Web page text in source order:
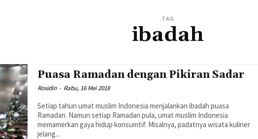
TAG
ibadah
Puasa Ramadan dengan Pikiran Sadar
Rosidin - Rabu, 16 Mei 2018
Setiap tahun umat muslim Indonesia menjalankan ibadah puasa
Ramadan. Namun setiap Ramadan pula, umat muslim Indonesia
memamerkan gaya hidup konsumtif. Misalnya, padatnya wisata kuliner
jelang...